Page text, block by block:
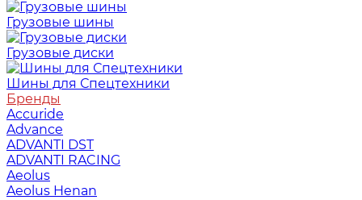
Грузовые шины
Грузовые диски
Шины для Спецтехники
Бренды
Accuride
Advance
ADVANTI DST
ADVANTI RACING
Aeolus
Aeolus Henan